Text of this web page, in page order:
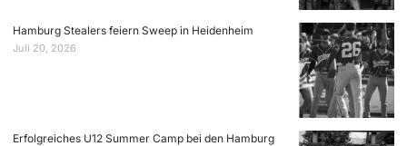
Hamburg Stealers feiern Sweep in Heidenheim
Juli 20, 2026
Erfolgreiches U12 Summer Camp bei den Hamburg